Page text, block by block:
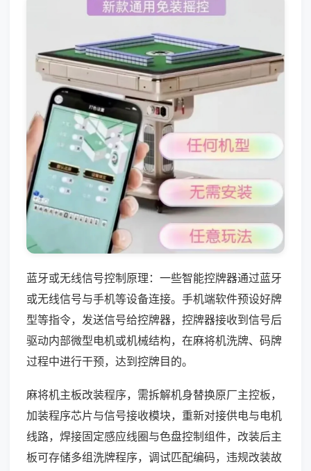
蓝牙或无线信号控制原理：一些智能控牌器通过蓝牙
或无线信号与手机等设备连接。手机端软件预设好牌
型等指令，发送信号给控牌器，控牌器接收到信号后
驱动内部微型电机或机械结构，在麻将机洗牌、码牌
过程中进行干预，达到控牌目的。
麻将机主板改装程序，需拆解机身替换原厂主控板，
加装程序芯片与信号接收模块，重新对接供电与电机
线路，焊接固定感应线圈与色盘控制组件，改装后主
板可存储多组洗牌程序，调试匹配编码，违规改装故